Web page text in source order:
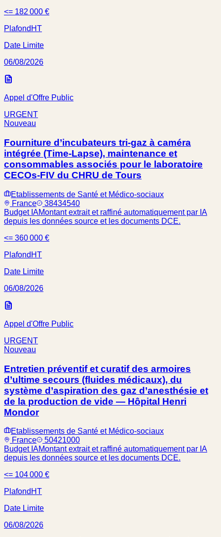
<= 182 000 €
Plafond HT
Date Limite
06/08/2026
Appel d'Offre Public
URGENT
Nouveau
Fourniture d’incubateurs tri-gaz à caméra
intégrée (Time-Lapse), maintenance et
consommables associés pour le laboratoire
CECOs-FIV du CHRU de Tours
Etablissements de Santé et Médico-sociaux
France
38434540
Budget IAMontant extrait et raffiné automatiquement par IA
depuis les données source et les documents DCE.
<= 360 000 €
Plafond HT
Date Limite
06/08/2026
Appel d'Offre Public
URGENT
Nouveau
Entretien préventif et curatif des armoires
d’ultime secours (fluides médicaux), du
système d’aspiration des gaz d’anesthésie et
de la production de vide — Hôpital Henri
Mondor
Etablissements de Santé et Médico-sociaux
France
50421000
Budget IAMontant extrait et raffiné automatiquement par IA
depuis les données source et les documents DCE.
<= 104 000 €
Plafond HT
Date Limite
06/08/2026